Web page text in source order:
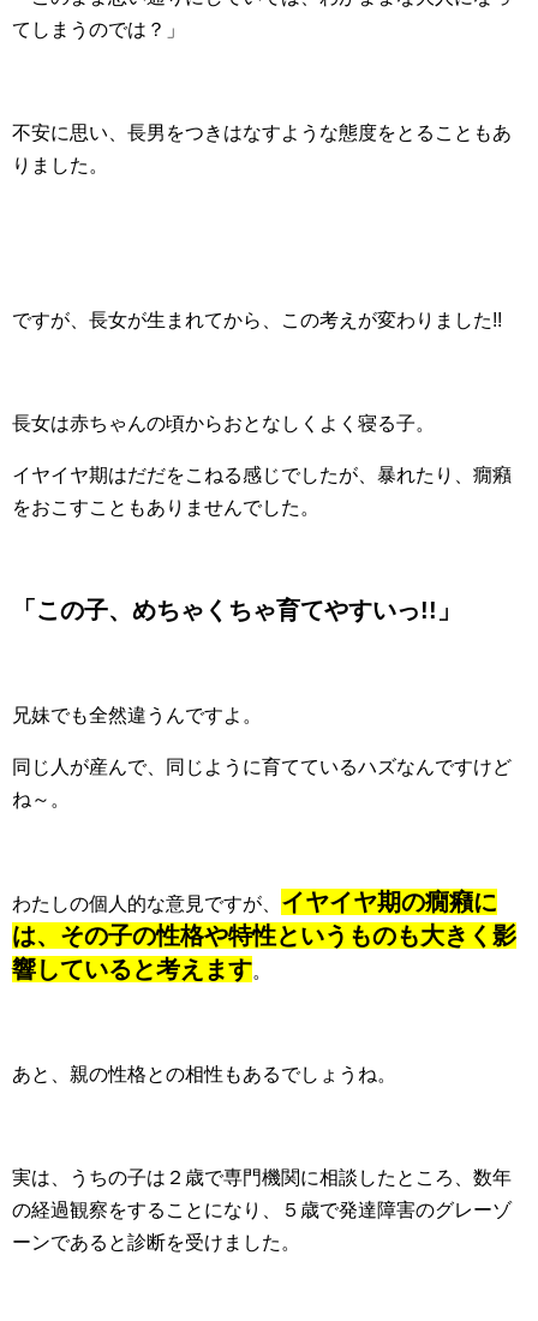
てしまうのでは？」
不安に思い、長男をつきはなすような態度をとることもあ
りました。
ですが、長女が生まれてから、この考えが変わりました!!
長女は赤ちゃんの頃からおとなしくよく寝る子。
イヤイヤ期はだだをこねる感じでしたが、暴れたり、癇癪
をおこすこともありませんでした。
「この子、めちゃくちゃ育てやすいっ!!」
兄妹でも全然違うんですよ。
同じ人が産んで、同じように育てているハズなんですけど
ね～。
わたしの個人的な意見ですが、 イヤイヤ期の癇癪に
は、その子の性格や特性というものも大きく影
響していると考えます。
あと、親の性格との相性もあるでしょうね。
実は、うちの子は２歳で専門機関に相談したところ、数年
の経過観察をすることになり、５歳で発達障害のグレーゾ
ーンであると診断を受けました。